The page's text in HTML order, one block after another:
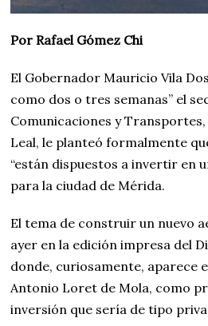
Por Rafael Gómez Chi
El Gobernador Mauricio Vila
como dos o tres semanas” el
Comunicaciones y
Leal, le planteó formalmente
“están dispuestos a invertir en
para la ciudad de Mérida.
El tema de construir un nuevo
ayer en la edición impresa del
donde, curiosamente, aparece
Antonio Loret de Mola, como
inversión que sería de tipo